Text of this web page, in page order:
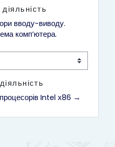
вводу-виводу.
комп’ютера.
Intel х86 →